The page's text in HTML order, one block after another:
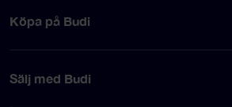
Köpa på Budi
Sälj med Budi